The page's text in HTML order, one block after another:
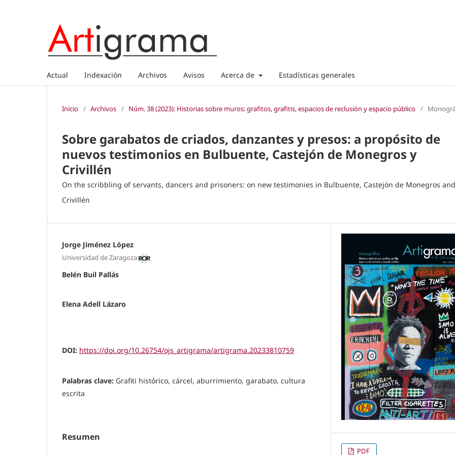
Actual Indexación Archivos Avisos Acerca de Estadísticas generales
Inicio / Archivos / Núm. 38 (2023): Historias sobre muros: grafitos, grafitis, espacios de reclusión y espacio público /
Sobre garabatos de criados, danzantes y presos: a propósito de
nuevos testimonios en Bulbuente, Castejón de Monegros y
Crivillén
On the scribbling of servants, dancers and prisoners: on new testimonies in Bulbuente, Castejón de Monegros and
Crivillén
Jorge Jiménez López
Universidad de Zaragoza
Belén Buil Pallás
Elena Adell Lázaro
DOI: https://doi.org/10.26754/ojs_artigrama/artigrama.20233810759
Palabras clave: Grafiti histórico, cárcel, aburrimiento, garabato, cultura
escrita
Resumen
PDF